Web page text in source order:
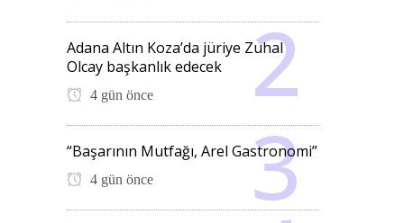
Adana Altın Koza’da jüriye Zuhal
Olcay başkanlık edecek
4 gün önce
“Başarının Mutfağı, Arel Gastronomi”
4 gün önce